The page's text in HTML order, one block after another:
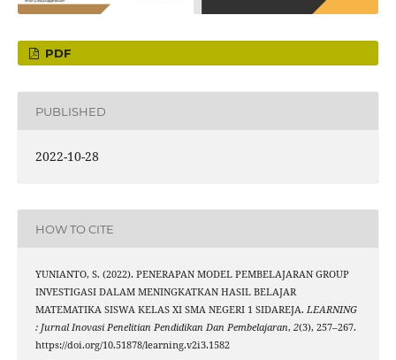
PDF
PUBLISHED
2022-10-28
HOW TO CITE
YUNIANTO, S. (2022). PENERAPAN MODEL PEMBELAJARAN GROUP
INVESTIGASI DALAM MENINGKATKAN HASIL BELAJAR
MATEMATIKA SISWA KELAS XI SMA NEGERI 1 SIDAREJA. LEARNING
: Jurnal Inovasi Penelitian Pendidikan Dan Pembelajaran, 2(3), 257–267.
https://doi.org/10.51878/learning.v2i3.1582